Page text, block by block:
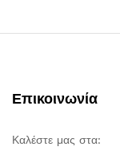
Επικοινωνία
Καλέστε μας στα: